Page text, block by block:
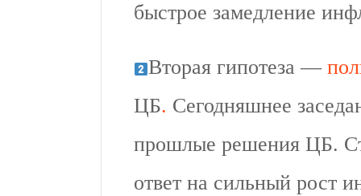
быстрое замедление
Вторая гипотеза —
ЦБ. Сегодняшнее
прошлые решения ЦБ.
ответ на сильный рост